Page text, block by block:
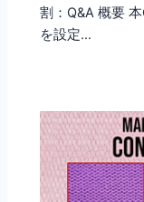
割：Q&A 概要
を設定…